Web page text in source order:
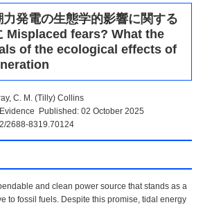
発電の生態学的影響に関する
Misplaced fears? What the
of the ecological effects of
C. M. (Tilly) Collins
Published: 02 October 2025
2688-8319.70124
and clean power source that stands as a
to fossil fuels. Despite this promise, tidal energy